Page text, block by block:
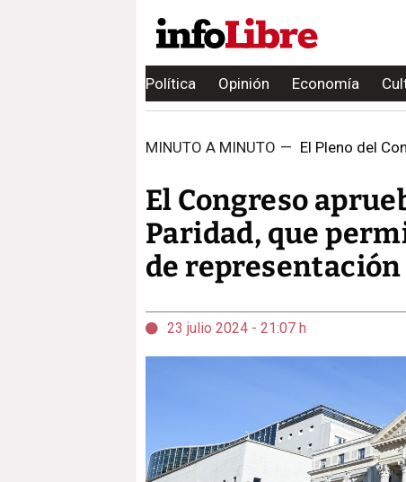
Política Opinión Economía
MINUTO A MINUTO — El Pleno del
El Congreso
Paridad, que
de representación
23 julio 2024 - 21:07 h